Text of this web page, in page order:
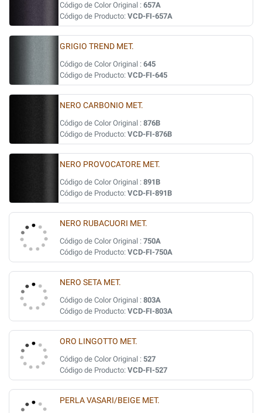
Código de Color Original : 657A
Código de Producto: VCD-FI-657A
GRIGIO TREND MET.
Código de Color Original : 645
Código de Producto: VCD-FI-645
NERO CARBONIO MET.
Código de Color Original : 876B
Código de Producto: VCD-FI-876B
NERO PROVOCATORE MET.
Código de Color Original : 891B
Código de Producto: VCD-FI-891B
NERO RUBACUORI MET.
Código de Color Original : 750A
Código de Producto: VCD-FI-750A
NERO SETA MET.
Código de Color Original : 803A
Código de Producto: VCD-FI-803A
ORO LINGOTTO MET.
Código de Color Original : 527
Código de Producto: VCD-FI-527
PERLA VASARI/BEIGE MET.